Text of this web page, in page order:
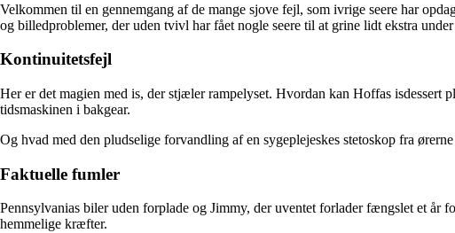
Velkommen til en gennemgang af de mange sjove fejl, som ivrige seere har
og billedproblemer, der uden tvivl har fået nogle seere til at grine lidt ekstra
Kontinuitetsfejl
Her er det magien med is, der stjæler rampelyset. Hvordan kan Hoffas
tidsmaskinen i bakgear.
Og hvad med den pludselige forvandling af en sygeplejeskes stetoskop fra
Faktuelle fumler
Pennsylvanias biler uden forplade og Jimmy, der uventet forlader fængslet et år
hemmelige kræfter.